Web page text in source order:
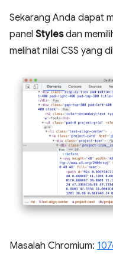
Sekarang Anda dapat
panel Stylesdan
melihat nilai CSS yang
Masalah Chromium: